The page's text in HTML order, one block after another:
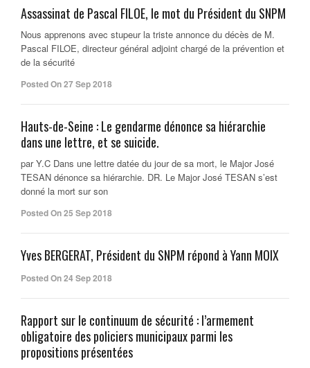
Assassinat de Pascal FILOE, le mot du Président du SNPM
Nous apprenons avec stupeur la triste annonce du décès de M.
Pascal FILOE, directeur général adjoint chargé de la prévention et
de la sécurité
Posted On 27 Sep 2018
Hauts-de-Seine : Le gendarme dénonce sa hiérarchie
dans une lettre, et se suicide.
par Y.C Dans une lettre datée du jour de sa mort, le Major José
TESAN dénonce sa hiérarchie. DR. Le Major José TESAN s’est
donné la mort sur son
Posted On 25 Sep 2018
Yves BERGERAT, Président du SNPM répond à Yann MOIX
Posted On 24 Sep 2018
Rapport sur le continuum de sécurité : l’armement
obligatoire des policiers municipaux parmi les
propositions présentées